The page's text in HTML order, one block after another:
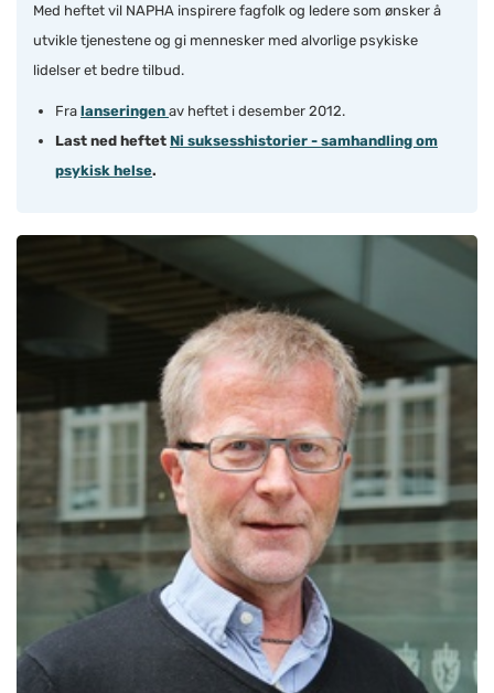
Med heftet vil NAPHA inspirere fagfolk og ledere som ønsker å
utvikle tjenestene og gi mennesker med alvorlige psykiske
lidelser et bedre tilbud.
Fra lanseringen av heftet i desember 2012.
Last ned heftet Ni suksesshistorier - samhandling om
psykisk helse.